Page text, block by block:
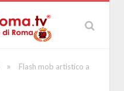
»
Flash mob artistico a